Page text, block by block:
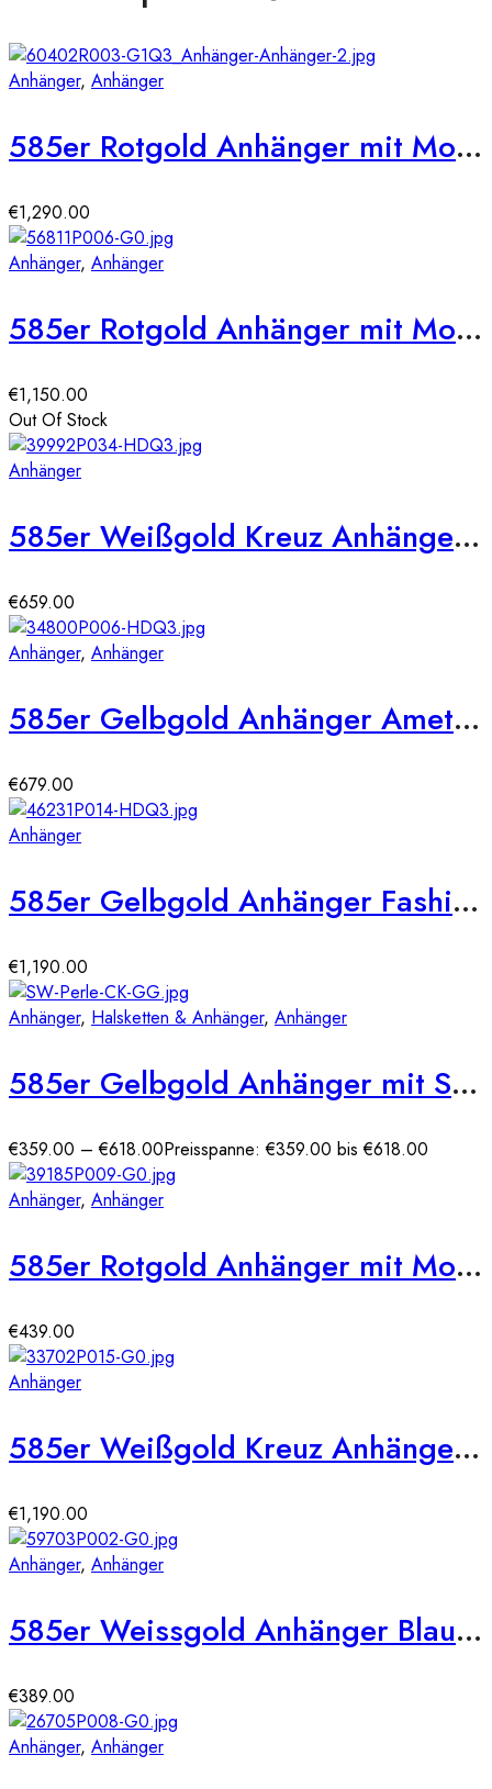
Anhänger, Anhänger
585er Rotgold Anhänger mit Morganit Octagon 2,06ct. und Brillanten 0,17ct.
€1,290.00
Anhänger, Anhänger
585er Rotgold Anhänger mit Morganit 1,81ct. und Brillanten 0,13ct.
€1,150.00
Out Of Stock
Anhänger
585er Weißgold Kreuz Anhänger mit 54 x Brill. ca. 0,22ct.
€659.00
Anhänger, Anhänger
585er Gelbgold Anhänger Amethyst Cushion 4,85ct./ Diam. 0,11ct.
€679.00
Anhänger
585er Gelbgold Anhänger Fashion Blüte Diamanten ca. 0,55 ct. Brilllanten
€1,190.00
Anhänger, Halsketten & Anhänger, Anhänger
585er Gelbgold Anhänger mit SW-Perle 1,0 ct und Diamanten 0,06ct
€359.00 –€618.00Preisspanne: €359.00 bis €618.00
Anhänger, Anhänger
585er Rotgold Anhänger mit Morganit Octagon 1,19ct. und Brillanten 0,03ct.
€439.00
Anhänger
585er Weißgold Kreuz Anhänger mit 58 x Brill. ca. 0,38ct.
€1,190.00
Anhänger, Anhänger
585er Weissgold Anhänger Blautopas 2,55ct./5 Diam. 0,04ct.
€389.00
Anhänger, Anhänger